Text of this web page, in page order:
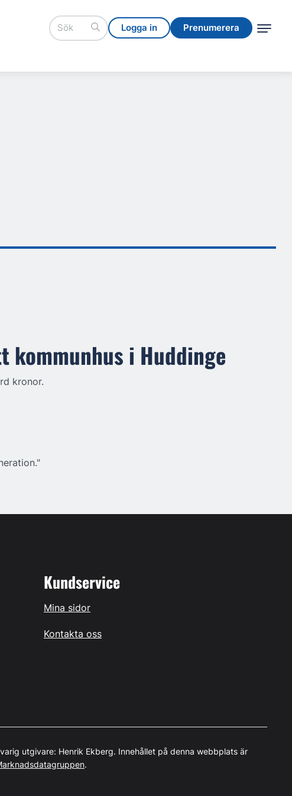
Logga in Prenumerera
Logga in Prenumerera
kommunhus i Huddinge
kronor.
Kundservice
Mina sidor
Kontakta oss
utgivare: Henrik Ekberg. Innehållet på denna webbplats är
.